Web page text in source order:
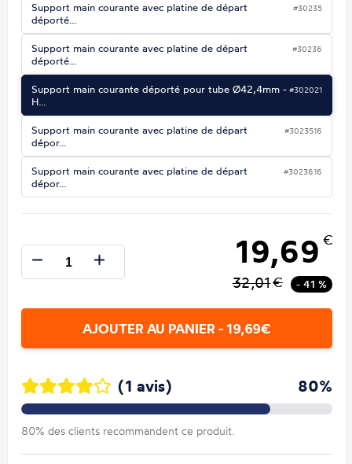
Support main courante avec platine de départ
déporté…
#30235
Support main courante avec platine de départ
déporté…
#30236
Support main courante déporté pour tube Ø42,4mm -
H…
#302021
Support main courante avec platine de départ
dépor…
#3023516
Support main courante avec platine de départ
dépor…
#3023616
19,69 €
32,01€ - 41 %
AJOUTER AU PANIER - 19,69€
(1 avis) 80%
80% des clients recommandent ce produit.